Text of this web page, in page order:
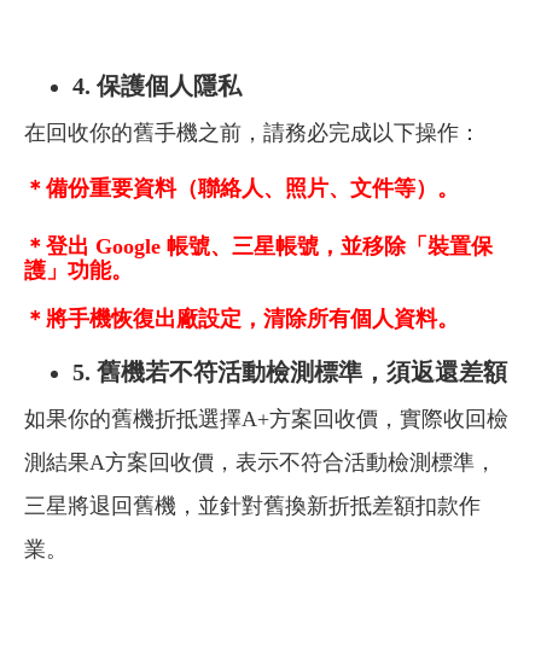
4. 保護個人隱私
在回收你的舊手機之前，請務必完成以下操作：
＊備份重要資料（聯絡人、照片、文件等）。
＊登出 Google 帳號、三星帳號，並移除「裝置保
護」功能。
＊將手機恢復出廠設定，清除所有個人資料。
5. 舊機若不符活動檢測標準，須返還差額
如果你的舊機折抵選擇A+方案回收價，實際收回檢
測結果A方案回收價，表示不符合活動檢測標準，
三星將退回舊機，並針對舊換新折抵差額扣款作
業。